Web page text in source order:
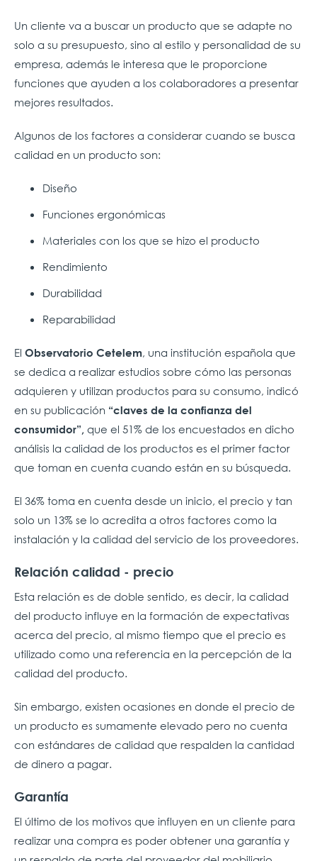
Un cliente va a buscar un producto que se adapte no
solo a su presupuesto, sino al estilo y personalidad de su
empresa, además le interesa que le proporcione
funciones que ayuden a los colaboradores a presentar
mejores resultados.
Algunos de los factores a considerar cuando se busca
calidad en un producto son:
Diseño
Funciones ergonómicas
Materiales con los que se hizo el producto
Rendimiento
Durabilidad
Reparabilidad
El Observatorio Cetelem, una institución española que
se dedica a realizar estudios sobre cómo las personas
adquieren y utilizan productos para su consumo, indicó
en su publicación “claves de la confianza del
consumidor”, que el 51% de los encuestados en dicho
análisis la calidad de los productos es el primer factor
que toman en cuenta cuando están en su búsqueda.
El 36% toma en cuenta desde un inicio, el precio y tan
solo un 13% se lo acredita a otros factores como la
instalación y la calidad del servicio de los proveedores.
Relación calidad - precio
Esta relación es de doble sentido, es decir, la calidad
del producto influye en la formación de expectativas
acerca del precio, al mismo tiempo que el precio es
utilizado como una referencia en la percepción de la
calidad del producto.
Sin embargo, existen ocasiones en donde el precio de
un producto es sumamente elevado pero no cuenta
con estándares de calidad que respalden la cantidad
de dinero a pagar.
Garantía
El último de los motivos que influyen en un cliente para
realizar una compra es poder obtener una garantía y